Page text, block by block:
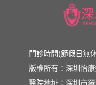
門診時間(節假日無
版權所有：深圳怡
醫院地址：深圳市